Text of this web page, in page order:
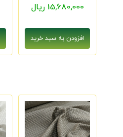
15,680,000 ریال